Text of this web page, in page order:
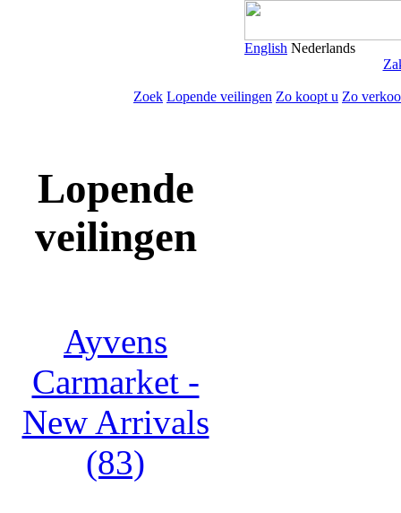
English Nederlands
Zoek Lopende veilingen Zo koopt u Zo
Lopende
veilingen
Ayvens
Carmarket -
New Arrivals
(83)